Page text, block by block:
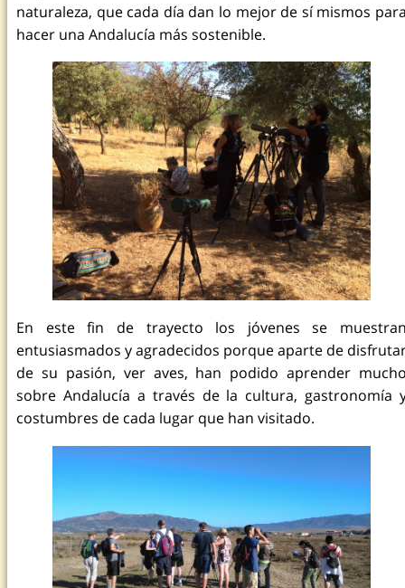
naturaleza, que cada día dan lo mejor de sí mismos
hacer una Andalucía más sostenible.
En este fin de trayecto los jóvenes se
entusiasmados y agradecidos porque aparte de
de su pasión, ver aves, han podido aprender
sobre Andalucía a través de la cultura, gastronomía
costumbres de cada lugar que han visitado.